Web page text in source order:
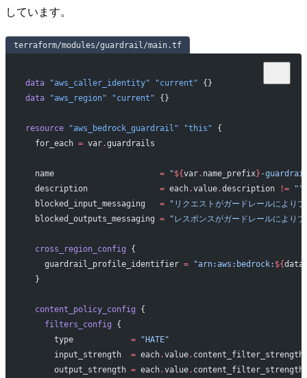
しています。
terraform/modules/guardrail/main.tf
data "aws_caller_identity" "current" {}
data "aws_region" "current" {}
resource "aws_bedrock_guardrail" "this" {
  for_each
= var.guardrails
  name
                      =
"${var. name_prefix} -
  description
               =
each.value.description != ""
  blocked_input_messaging
   =
"リクエストがガードレールにより
  blocked_outputs_messaging
= "レスポンスがガードレールにより
  cross_region_config
{
    guardrail_profile_identifier
= "arn:aws:bedrock: ${data
  }
  content_policy_config
{
    filters_config
{
      type
            =
"HATE"
      input_strength
  =
each.value. content_filter_strength
      output_strength
= each.value. content_filter_strength